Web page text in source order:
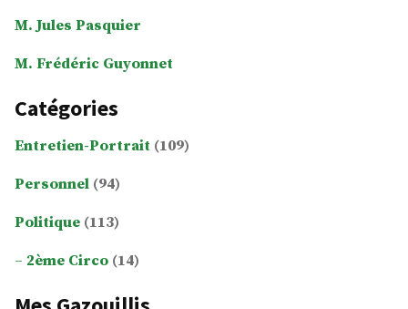
M. Jules Pasquier
M. Frédéric Guyonnet
Catégories
Entretien-Portrait (109)
Personnel (94)
Politique (113)
2ème Circo (14)